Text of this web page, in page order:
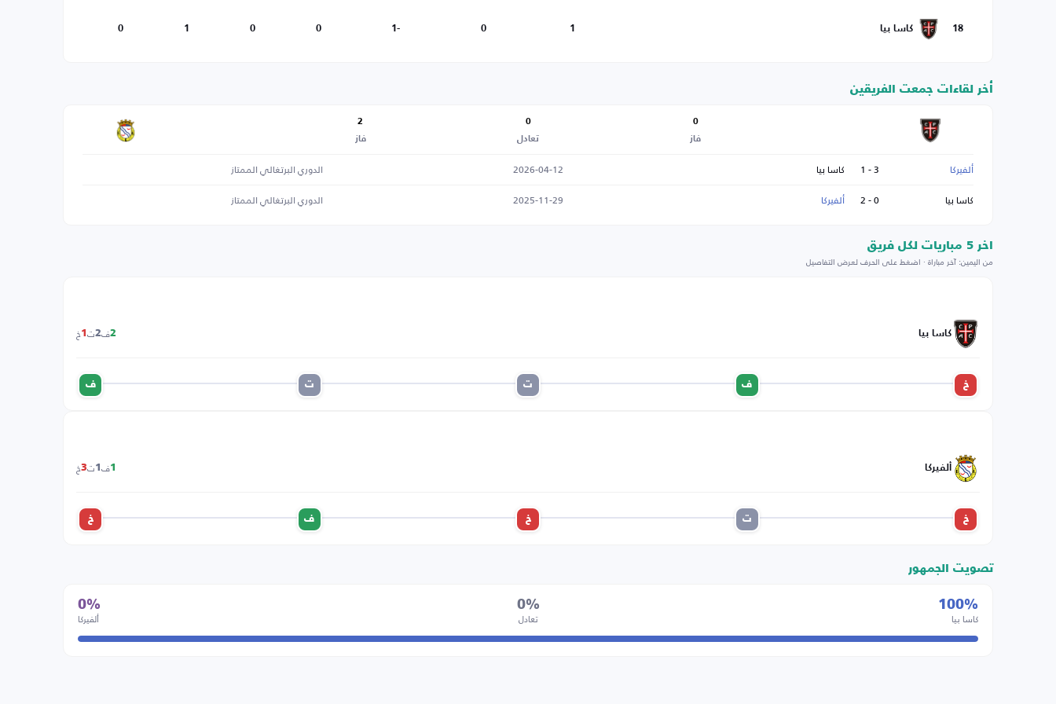
18 كاسا بيا 1
0
-1
0
0
1
0
أخر لقاءات جمعت الفريقين
0
فاز
0
تعادل
2
فاز
ألفيركا 3 - 1 كاسا بيا 2026-04-12
الدوري البرتغالي الممتاز
كاسا بيا
0 - 2 ألفيركا 2025-11-29 الدوري البرتغالي الممتاز
اخر 5 مباريات لكل فريق
من اليمين: آخر مباراة · اضغط على الحرف لعرض التفاصيل
كاسا بيا 2ف2ت 1خ
خ ف ت ت ف
ألفيركا 1ف 1ت3خ
خ ت خ ف خ
تصويت الجمهور
100%
كاسا بيا
0%
تعادل
0%
ألفيركا